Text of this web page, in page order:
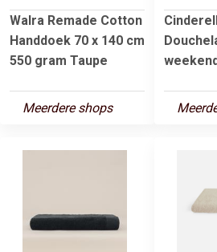
Walra Remade Cotton
Handdoek 70 x 140 cm
550 gram Taupe
Meerdere shops